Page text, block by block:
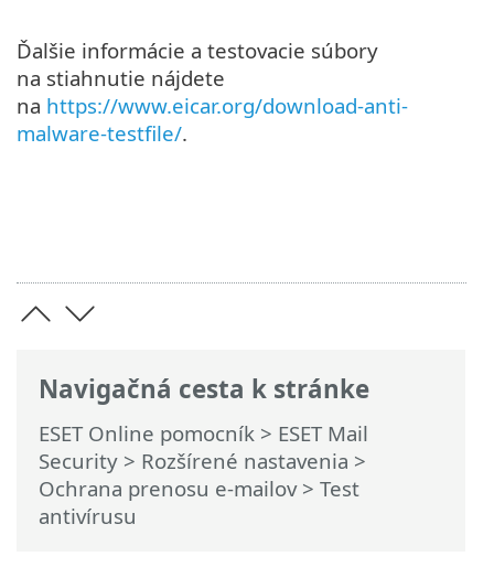
Navigačná cesta k stránke
ESET Online pomocník > ESET Mail
Security > Rozšírené nastavenia >
Ochrana prenosu e-mailov> Test
antivírusu
Ďalšie informácie a testovacie súbory
na stiahnutie nájdete
na https://www.eicar.org/download-anti-
malware-testfile/.